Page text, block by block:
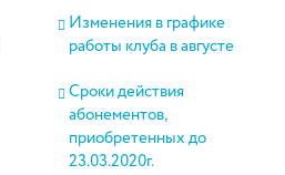
Изменения в графике
работы клуба в августе
Сроки действия
абонементов,
приобретенных до
23.03.2020г.